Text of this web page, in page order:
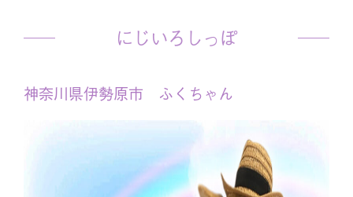
にじいろしっぽ
神奈川県伊勢原市 ふくちゃん